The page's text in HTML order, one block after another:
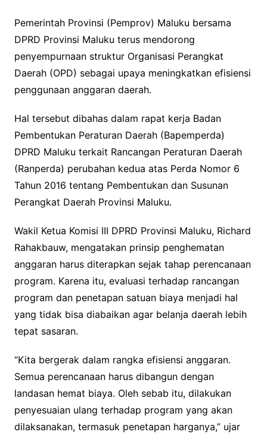
Pemerintah Provinsi (Pemprov) Maluku bersama
DPRD Provinsi Maluku terus mendorong
penyempurnaan struktur Organisasi Perangkat
Daerah (OPD) sebagai upaya meningkatkan efisiensi
penggunaan anggaran daerah.
Hal tersebut dibahas dalam rapat kerja Badan
Pembentukan Peraturan Daerah (Bapemperda)
DPRD Maluku terkait Rancangan Peraturan Daerah
(Ranperda) perubahan kedua atas Perda Nomor 6
Tahun 2016 tentang Pembentukan dan Susunan
Perangkat Daerah Provinsi Maluku.
Wakil Ketua Komisi III DPRD Provinsi Maluku, Richard
Rahakbauw, mengatakan prinsip penghematan
anggaran harus diterapkan sejak tahap perencanaan
program. Karena itu, evaluasi terhadap rancangan
program dan penetapan satuan biaya menjadi hal
yang tidak bisa diabaikan agar belanja daerah lebih
tepat sasaran.
“Kita bergerak dalam rangka efisiensi anggaran.
Semua perencanaan harus dibangun dengan
landasan hemat biaya. Oleh sebab itu, dilakukan
penyesuaian ulang terhadap program yang akan
dilaksanakan, termasuk penetapan harganya,” ujar